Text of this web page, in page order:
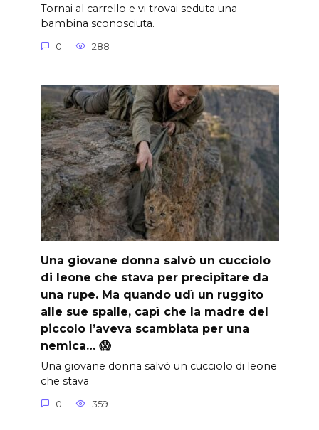
Tornai al carrello e vi trovai seduta una
bambina sconosciuta.
0 288
Una giovane donna salvò un cucciolo
di leone che stava per precipitare da
una rupe. Ma quando udì un ruggito
alle sue spalle, capì che la madre del
piccolo l’aveva scambiata per una
nemica… 😱
Una giovane donna salvò un cucciolo di leone
che stava
0 359